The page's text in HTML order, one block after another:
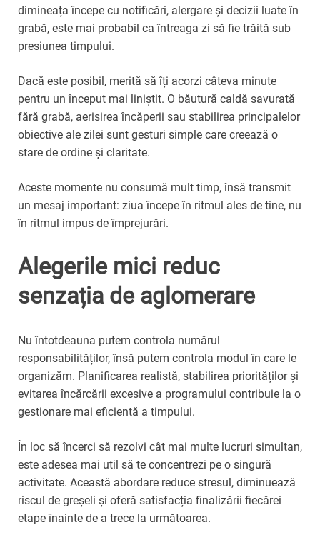
dimineața începe cu notificări, alergare și decizii luate în
grabă, este mai probabil ca întreaga zi să fie trăită sub
presiunea timpului.
Dacă este posibil, merită să îți acorzi câteva minute
pentru un început mai liniștit. O băutură caldă savurată
fără grabă, aerisirea încăperii sau stabilirea principalelor
obiective ale zilei sunt gesturi simple care creează o
stare de ordine și claritate.
Aceste momente nu consumă mult timp, însă transmit
un mesaj important: ziua începe în ritmul ales de tine, nu
în ritmul impus de împrejurări.
Alegerile mici reduc
senzația de aglomerare
Nu întotdeauna putem controla numărul
responsabilităților, însă putem controla modul în care le
organizăm. Planificarea realistă, stabilirea priorităților și
evitarea încărcării excesive a programului contribuie la o
gestionare mai eficientă a timpului.
În loc să încerci să rezolvi cât mai multe lucruri simultan,
este adesea mai util să te concentrezi pe o singură
activitate. Această abordare reduce stresul, diminuează
riscul de greșeli și oferă satisfacția finalizării fiecărei
etape înainte de a trece la următoarea.